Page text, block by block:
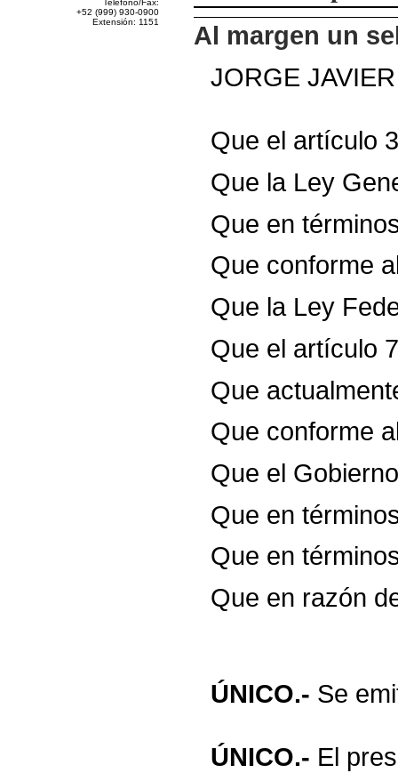
Teléfono/Fax:
+52 (999) 930-0900
Extensión: 1151
Al margen un
JORGE JAVIER
Que el artículo
Que la Ley
Que en
Que conforme
Que la Ley
Que el artículo
Que
Que conforme
Que el
Que en
Que en
Que en razón
ÚNICO.- Se
ÚNICO.- El